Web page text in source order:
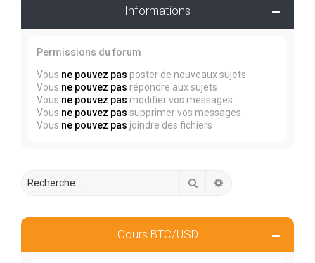
Informations
Permissions du forum
Vous ne pouvez pas poster de nouveaux sujets
Vous ne pouvez pas répondre aux sujets
Vous ne pouvez pas modifier vos messages
Vous ne pouvez pas supprimer vos messages
Vous ne pouvez pas joindre des fichiers
Rechercher
Cours BTC/USD